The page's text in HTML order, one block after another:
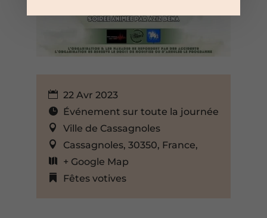
22 Avr 2023
Événement sur toute la journée
Ville de Cassagnoles
Cassagnoles, 30350, France,
+ Google Map
Fêtes votives